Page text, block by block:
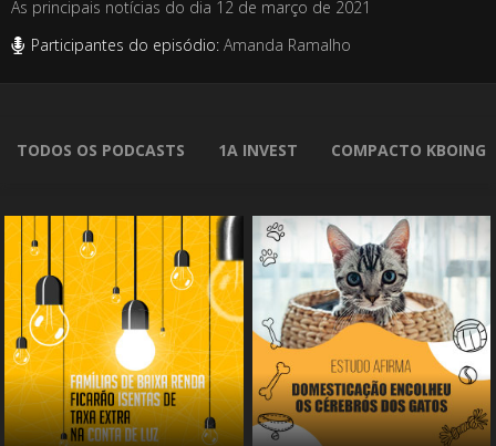
As principais notícias do dia 12 de março de 2021
Participantes do episódio: Amanda Ramalho
TODOS OS PODCASTS 1A INVEST COMPACTO KBOING